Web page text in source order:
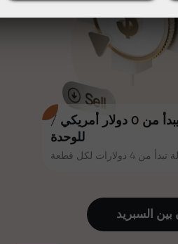
فرق السعر يبدأ من 0 دولار أمريكي /
للوحدة
من 4 دولارات لكل قطعة
المسار وسرعة التداول
يُضفي أليش لوبرايس
والانضباط على عالم
ويعمل كشريك يُلهم العملاء
لتحقيق أهداف طموحة.
على هاتف آيفون أو ماك
بمجرد إيداعه مبلغًا
من المال.
نحن نضمن أرباحك
مكافأة تصل إلى 1000 ضعف - أكبر
بين السبرید